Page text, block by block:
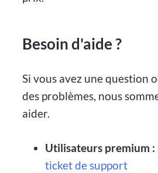
Besoin d'aide ?
Si vous avez une question
des problèmes, nous
aider.
Utilisateurs premium :
ticket de support